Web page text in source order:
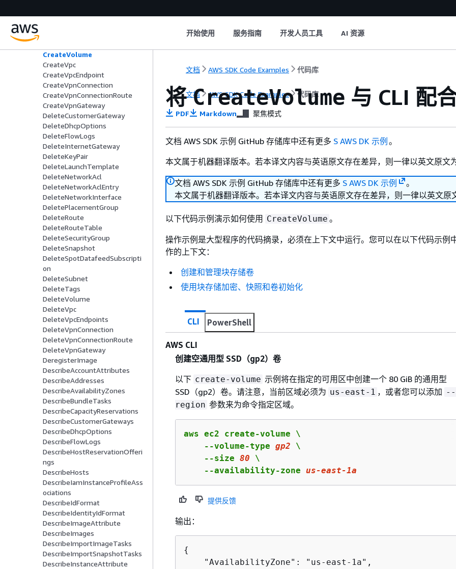
开始使用 服务指南 开发人员工具 AI 资源
CreateVolume
CreateVpc
CreateVpcEndpoint
CreateVpnConnection
CreateVpnConnectionRoute
CreateVpnGateway
DeleteCustomerGateway
DeleteDhcpOptions
DeleteFlowLogs
DeleteInternetGateway
DeleteKeyPair
DeleteLaunchTemplate
DeleteNetworkAcl
DeleteNetworkAclEntry
DeleteNetworkInterface
DeletePlacementGroup
DeleteRoute
DeleteRouteTable
DeleteSecurityGroup
DeleteSnapshot
DeleteSpotDatafeedSubscripti
on
DeleteSubnet
DeleteTags
DeleteVolume
DeleteVpc
DeleteVpcEndpoints
DeleteVpnConnection
DeleteVpnConnectionRoute
DeleteVpnGateway
DeregisterImage
DescribeAccountAttributes
DescribeAddresses
DescribeAvailabilityZones
DescribeBundleTasks
DescribeCapacityReservations
DescribeCustomerGateways
DescribeDhcpOptions
DescribeFlowLogs
DescribeHostReservationOfferi
ngs
DescribeHosts
DescribeIamInstanceProfileAss
ociations
DescribeIdFormat
DescribeIdentityIdFormat
DescribeImageAttribute
DescribeImages
DescribeImportImageTasks
DescribeImportSnapshotTasks
DescribeInstanceAttribute
文档 AWS SDK Code Examples 代码库
文档 AWS SDK Code Examples 代码库
将CreateVolume 与 CLI 配
PDF Markdown 聚焦模式
文档 AWS SDK 示例 GitHub 存储库中还有更多 S AWS DK 示例 。
本文属于机器翻译版本。若本译文内容与英语原文存在差异，则一律以英文原文
文档 AWS SDK 示例 GitHub 存储库中还有更多 S AWS DK 示例
。
本文属于机器翻译版本。若本译文内容与英语原文存在差异，则一律以英文原
以下代码示例演示如何使用 CreateVolume 。
操作示例是大型程序的代码摘录，必须在上下文中运行。您可以在以下代码示例
作的上下文：
创建和管理块存储卷
使用块存储加密、快照和卷初始化
CLI PowerShell
AWS CLI
创建空通用型 SSD（gp2）卷
以下 create-volume 示例将在指定的可用区中创建一个 80 GiB 的通用型
SSD（gp2）卷。请注意，当前区域必须为 us-east-1 ，或者您可以添加 --
region 参数来为命令指定区域。
aws ec2 create-volume \
    --volume-type
gp2 \
    --size
80 \
    --availability-zone
us-east-1a
提供反馈
输出：
{
    "AvailabilityZone": "us-east-1a",